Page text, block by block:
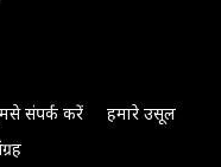
संपर्क करें
हमारे उसूल